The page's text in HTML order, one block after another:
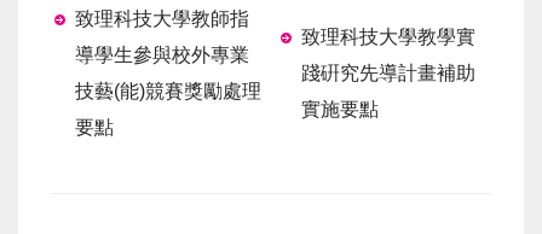
致理科技大學教師指
導學生參與校外專業
技藝(能)競賽獎勵處理
要點
致理科技大學教學實
踐硏究先導計畫補助
實施要點